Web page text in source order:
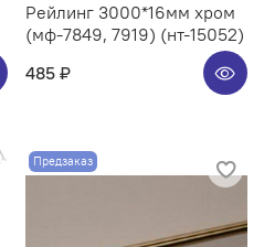
Рейлинг 3000*16мм хром
(мф-7849, 7919) (нт-15052)
485 ₽
Предзаказ